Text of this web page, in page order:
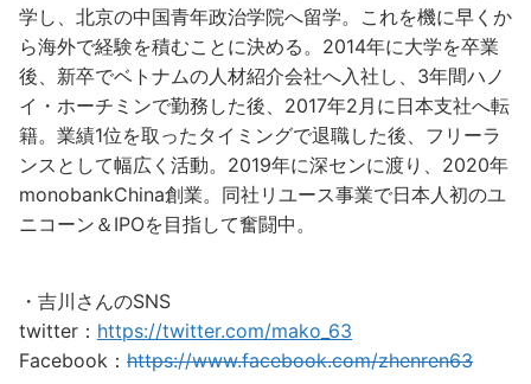
学し、北京の中国青年政治学院へ留学。これを機に早くか
ら海外で経験を積むことに決める。2014年に大学を卒業
後、新卒でベトナムの人材紹介会社へ入社し、3年間ハノ
イ・ホーチミンで勤務した後、2017年2月に日本支社へ転
籍。業績1位を取ったタイミングで退職した後、フリーラ
ンスとして幅広く活動。2019年に深センに渡り、2020年
monobankChina創業。同社リユース事業で日本人初のユ
ニコーン＆IPOを目指して奮闘中。
・吉川さんのSNS
twitter： https://twitter.com/mako_63
Facebook： https://www.facebook.com/zhenren63